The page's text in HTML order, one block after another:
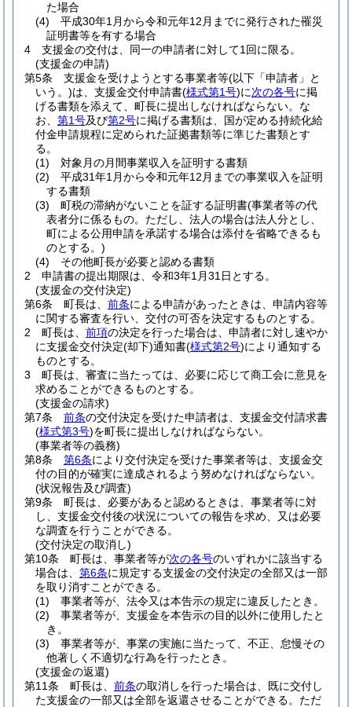
た場合
(4)
平成30年1月から令和元年12月までに発行された罹災
証明書等を有する場合
4
支援金の交付は、同一の申請者に対して1回に限る。
(支援金の申請)
第5条
支援金を受けようとする事業者等(以下「申請者」と
いう。)は、支援金交付申請書(様式第1号)に次の各号に掲
げる書類を添えて、町長に提出しなければならない。 な
お、 第1号及び第2号に掲げる書類は、国が定める持続化給
付金申請規程に定められた証拠書類等に準じた書類とす
る。
(1)
対象月の月間事業収入を証明する書類
(2)
平成31年1月から令和元年12月までの事業収入を証明
する書類
(3)
町税の滞納がないことを証する証明書(事業者等の代
表者分に係るもの。ただし、法人の場合は法人分とし、
町による公用申請を承諾する場合は添付を省略できるも
のとする。)
(4)
その他町長が必要と認める書類
2
申請書の提出期限は、令和3年1月31日とする。
(支援金の交付決定)
第6条
町長は、 前条による申請があったときは、申請内容等
に関する審査を行い、交付の可否を決定するものとする。
2
町長は、 前項の決定を行った場合は、申請者に対し速やか
に支援金交付決定(却下)通知書(様式第2号)により通知する
ものとする。
3
町長は、審査に当たっては、必要に応じて商工会に意見を
求めることができるものとする。
(支援金の請求)
第7条
前条の交付決定を受けた申請者は、支援金交付請求書
(様式第3号)を町長に提出しなければならない。
(事業者等の義務)
第8条
第6条により交付決定を受けた事業者等は、支援金交
付の目的が確実に達成されるよう努めなければならない。
(状況報告及び調査)
第9条
町長は、必要があると認めるときは、事業者等に対
し、支援金交付後の状況についての報告を求め、又は必要
な調査を行うことができる。
(交付決定の取消し)
第10条
町長は、事業者等が次の各号のいずれかに該当する
場合は、 第6条に規定する支援金の交付決定の全部又は一部
を取り消すことができる。
(1)
事業者等が、法令又は本告示の規定に違反したとき。
(2)
事業者等が、支援金を本告示の目的以外に使用したと
き。
(3)
事業者等が、事業の実施に当たって、不正、怠慢その
他著しく不適切な行為を行ったとき。
(支援金の返還)
第11条
町長は、 前条の取消しを行った場合は、既に交付し
た支援金の一部又は全部を返還させることができる。 ただ